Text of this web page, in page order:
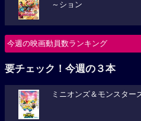
～ション
今週の映画動員数ランキング
要チェック！今週の３本
ミニオンズ＆モンスター